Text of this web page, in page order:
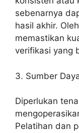
sebenarnya
hasil akhir.
memastikan
verifikasi yang
3. Sumber
Diperlukan
Pelatihan dan